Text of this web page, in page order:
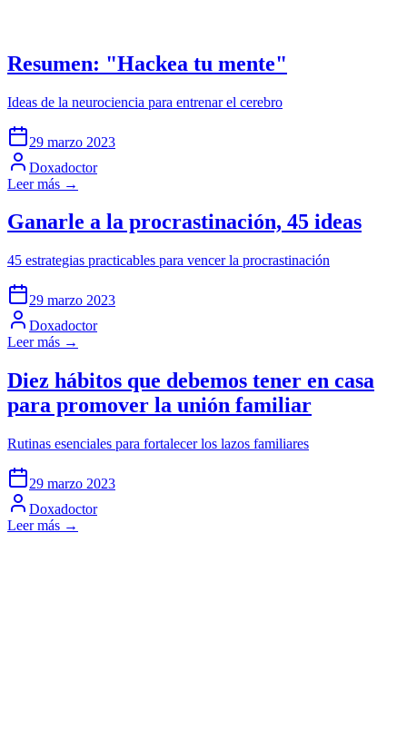
Resumen: "Hackea tu mente"
Ideas de la neurociencia para entrenar el cerebro
29 marzo 2023
Doxadoctor
Leer más →
Ganarle a la procrastinación, 45 ideas
45 estrategias practicables para vencer la procrastinación
29 marzo 2023
Doxadoctor
Leer más →
Diez hábitos que debemos tener en casa
para promover la unión familiar
Rutinas esenciales para fortalecer los lazos familiares
29 marzo 2023
Doxadoctor
Leer más →